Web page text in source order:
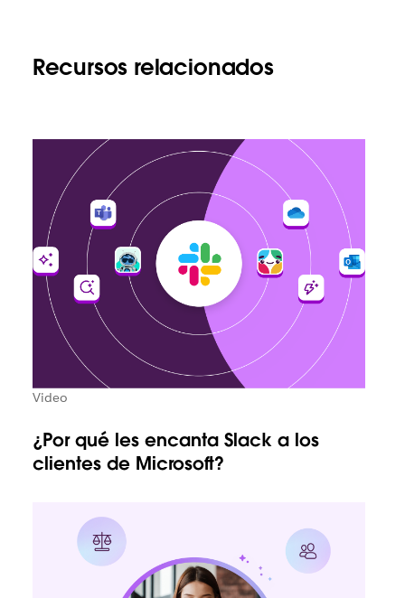
Recursos relacionados
Video
¿Por qué les encanta Slack a los
clientes de Microsoft?